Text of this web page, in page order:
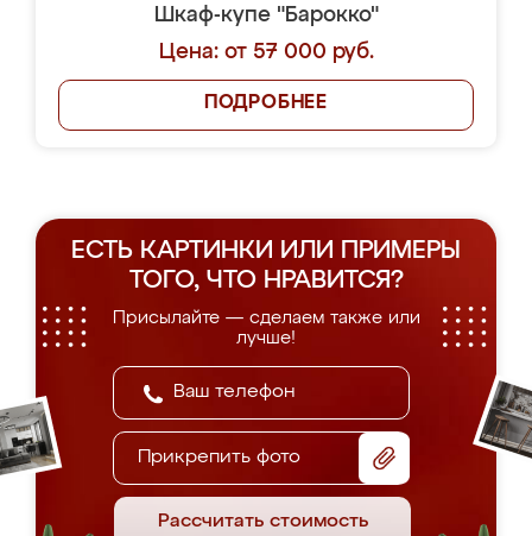
Шкаф-купе "Барокко"
Цена: от 57 000 руб.
ПОДРОБНЕЕ
ЕСТЬ КАРТИНКИ ИЛИ ПРИМЕРЫ
ТОГО, ЧТО НРАВИТСЯ?
Присылайте — сделаем также или
лучше!
Прикрепить фото
Рассчитать стоимость